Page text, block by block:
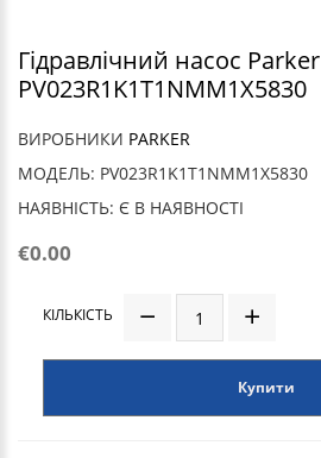
Гідравлічний насос Parker
PV023R1K1T1NMM1X5830
ВИРОБНИКИ PARKER
МОДЕЛЬ: PV023R1K1T1NMM1X5830
НАЯВНІСТЬ: Є В НАЯВНОСТІ
€0.00
КІЛЬКІСТЬ
Купити